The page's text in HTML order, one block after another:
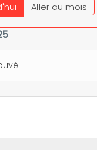
Aller au mois